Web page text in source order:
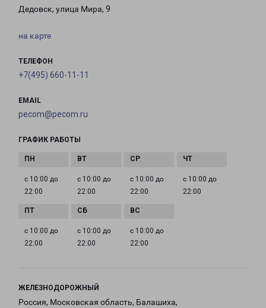
Дедовск, улица Мира, 9
на карте
ТЕЛЕФОН
+7(495) 660-11-11
EMAIL
pecom@pecom.ru
ГРАФИК РАБОТЫ
с 10:00 до
22:00
с 10:00 до
22:00
с 10:00 до
22:00
с 10:00 до
22:00
с 10:00 до
22:00
с 10:00 до
22:00
с 10:00 до
22:00
ЖЕЛЕЗНОДОРОЖНЫЙ
Россия, Московская область, Балашиха,